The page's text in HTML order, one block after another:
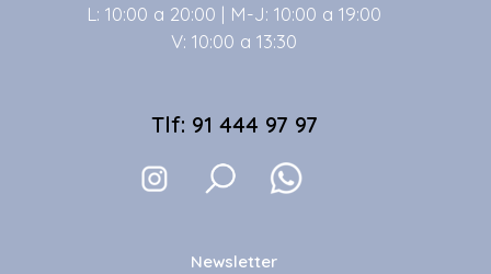
L: 10:00 a 20:00 | M-J: 10:00 a 19:00
V: 10:00 a 13:30
Tlf: 91 444 97 97
Newsletter